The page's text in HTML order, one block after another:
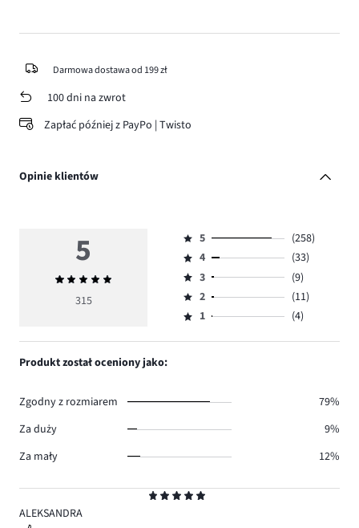
Darmowa dostawa od 199 zł
100 dni na zwrot
Zapłać później z PayPo | Twisto
Opinie klientów
5
ALEKSANDRA
5
Średnia
ocena
315
Ocena
5,
ilość
głosów
258.
5
(258)
Ocena
4,
ilość
głosów
4
(33)
Ocena
3,
ilość
3
(9)
Ocena
2,
2
(11)
Ocena
1,
1 (4)
Produkt został oceniony jako:
Zgodny z rozmiarem
79%
Za duży
9%
Za mały
12%